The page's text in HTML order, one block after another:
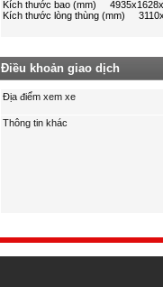
Điều khoản giao dịch
Địa điểm xem xe
Thông tin khác